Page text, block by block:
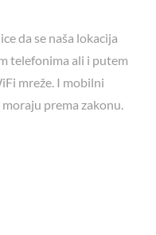
da se naša lokacija
telefonima ali i putem
mreže. I mobilni
prema zakonu.